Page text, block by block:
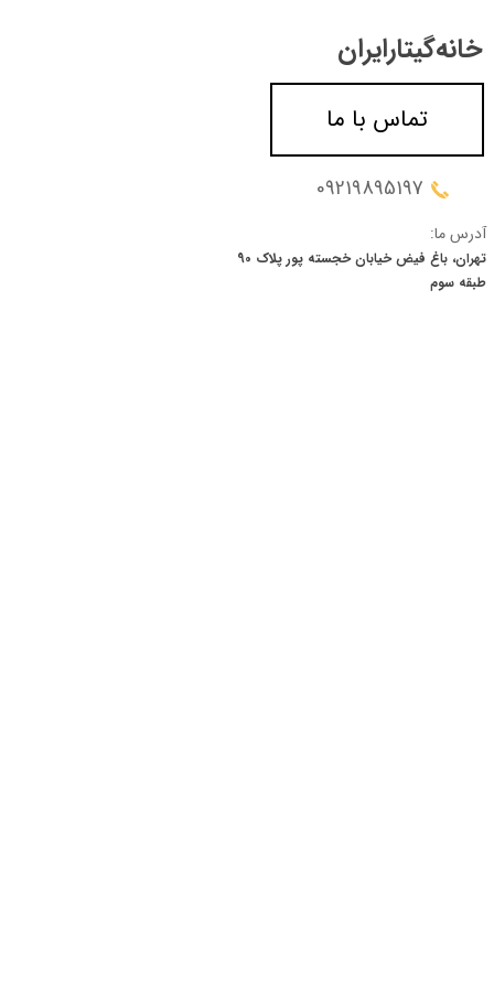
خانه‌گیتار‌ایران
09219895197
آدرس ما:
تهران، باغ فیض خیابان خجسته پور پلاک 90
​​​​​​​طبقه سوم
تماس با ما